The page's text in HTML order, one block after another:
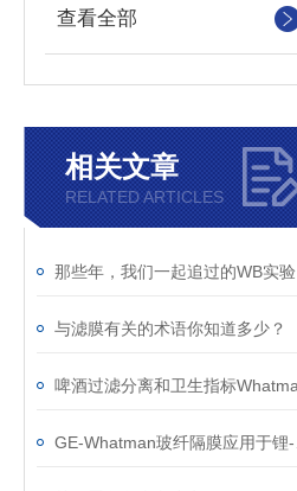
查看全部
相关文章
RELATED ARTICLES
那些年，我们一起追过的WB实验
与滤膜有关的术语你知道多少？